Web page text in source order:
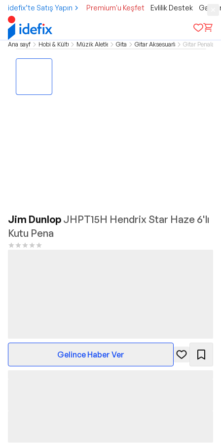
idefix’te Satış Yapın Premium'u Keşfet Evlilik Destek
Ana sayfa Hobi & Kültür Müzik Aletleri Gitar Gitar Aksesuarları Gitar Penaları
Jim Dunlop JHPT15H Hendrix Star Haze 6'lı
Kutu Pena
Gelince Haber Ver